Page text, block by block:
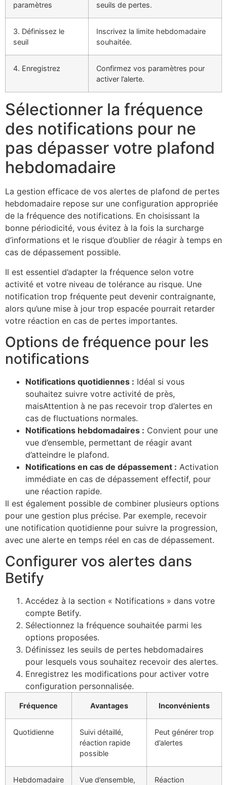
paramètres
seuils de pertes.
3. Définissez le
seuil
Inscrivez la limite hebdomadaire
souhaitée.
4. Enregistrez
Confirmez vos paramètres pour
activer l’alerte.
Sélectionner la fréquence
des notifications pour ne
pas dépasser votre plafond
hebdomadaire
La gestion efficace de vos alertes de plafond de pertes
hebdomadaire repose sur une configuration appropriée
de la fréquence des notifications. En choisissant la
bonne périodicité, vous évitez à la fois la surcharge
d’informations et le risque d’oublier de réagir à temps en
cas de dépassement possible.
Il est essentiel d’adapter la fréquence selon votre
activité et votre niveau de tolérance au risque. Une
notification trop fréquente peut devenir contraignante,
alors qu’une mise à jour trop espacée pourrait retarder
votre réaction en cas de pertes importantes.
Options de fréquence pour les
notifications
Notifications quotidiennes : Idéal si vous
souhaitez suivre votre activité de près,
maisAttention à ne pas recevoir trop d’alertes en
cas de fluctuations normales.
Notifications hebdomadaires : Convient pour une
vue d’ensemble, permettant de réagir avant
d’atteindre le plafond.
Notifications en cas de dépassement : Activation
immédiate en cas de dépassement effectif, pour
une réaction rapide.
Il est également possible de combiner plusieurs options
pour une gestion plus précise. Par exemple, recevoir
une notification quotidienne pour suivre la progression,
avec une alerte en temps réel en cas de dépassement.
Configurer vos alertes dans
Betify
Accédez à la section « Notifications » dans votre
compte Betify.
Sélectionnez la fréquence souhaitée parmi les
options proposées.
Définissez les seuils de pertes hebdomadaires
pour lesquels vous souhaitez recevoir des alertes.
Enregistrez les modifications pour activer votre
configuration personnalisée.
Fréquence Avantages Inconvénients
Quotidienne
Suivi détaillé,
réaction rapide
possible
Peut générer trop
d’alertes
Hebdomadaire
Vue d’ensemble,
Réaction